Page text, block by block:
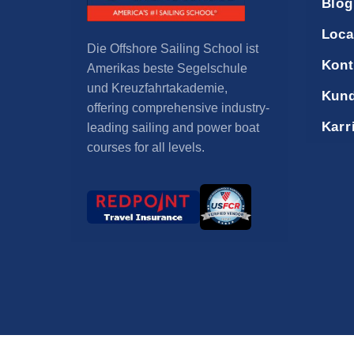
Die Offshore Sailing School ist
Amerikas beste Segelschule
und Kreuzfahrtakademie,
offering comprehensive industry-
leading sailing and power boat
courses for all levels.
Blog